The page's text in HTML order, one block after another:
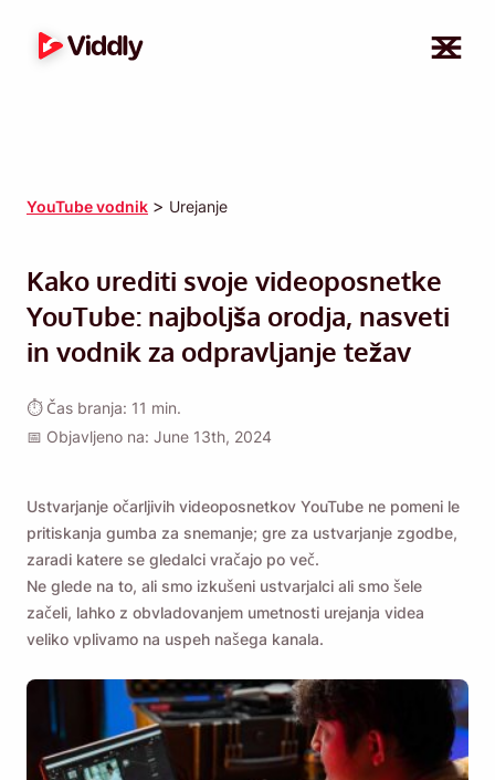
YouTube vodnik > Urejanje
Kako urediti svoje videoposnetke
YouTube: najboljša orodja, nasveti
in vodnik za odpravljanje težav
⏱ Čas branja: 11 min.
📅 Objavljeno na: June 13th, 2024
Ustvarjanje očarljivih videoposnetkov YouTube ne pomeni le
pritiskanja gumba za snemanje; gre za ustvarjanje zgodbe,
zaradi katere se gledalci vračajo po več.
Ne glede na to, ali smo izkušeni ustvarjalci ali smo šele
začeli, lahko z obvladovanjem umetnosti urejanja videa
veliko vplivamo na uspeh našega kanala.